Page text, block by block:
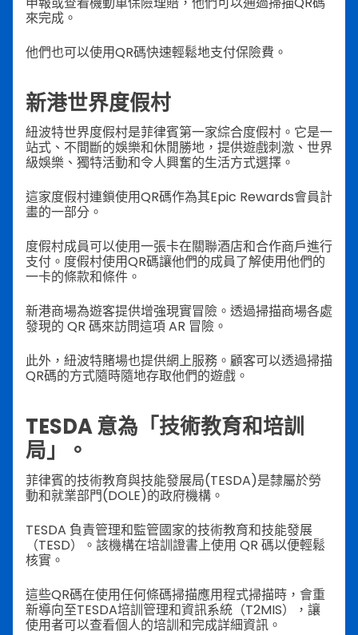
來完成。
他們也可以使用QR碼快速輕鬆地支付保險費。
新港世界度假村
紐波特世界度假村是菲律賓第一家綜合度假村。它是一
站式、不間斷的娛樂和休閒勝地，提供遊戲刺激、世界
級娛樂、獨特活動和令人興奮的生活方式選擇。
這家度假村連鎖使用QR碼作為其Epic Rewards會員計
畫的一部分。
度假村成員可以使用一張卡在關聯酒店和合作商戶進行
支付。度假村使用QR碼讓他們的成員了解使用他們的
一卡的條款和條件。
新港商場為遊客提供增強現實冒險。透過掃描商場各處
發現的 QR 碼來訪問這項 AR 冒險。
此外，紐波特賭場也提供網上服務。顧客可以透過掃描
QR碼的方式隨時隨地存取他們的遊戲。
TESDA 意為「技術教育和培訓
局」。
菲律賓的技術教育與技能發展局(TESDA)是隸屬於勞
動和就業部門(DOLE)的政府機構。
TESDA 負責管理和監管國家的技術教育和技能發展
（TESD）。該機構在培訓證書上使用 QR 碼以便輕鬆
核實。
這些QR碼在使用任何條碼掃描應用程式掃描時，會重
新導向至TESDA培訓管理和資訊系統（T2MIS），讓
使用者可以查看個人的培訓和完成詳細資訊。